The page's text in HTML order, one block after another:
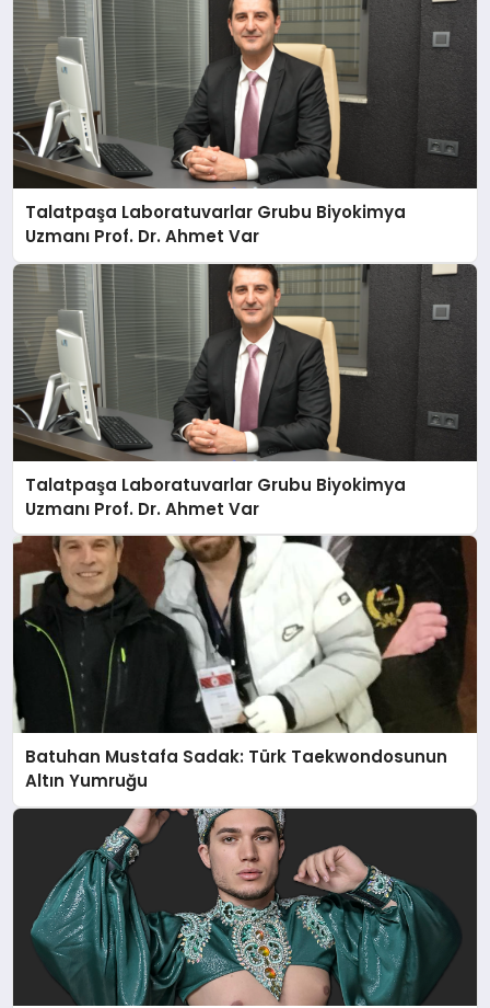
Talatpaşa Laboratuvarlar Grubu Biyokimya
Uzmanı Prof. Dr. Ahmet Var
Talatpaşa Laboratuvarlar Grubu Biyokimya
Uzmanı Prof. Dr. Ahmet Var
Batuhan Mustafa Sadak: Türk Taekwondosunun
Altın Yumruğu